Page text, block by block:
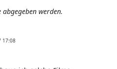
werden.
17:08